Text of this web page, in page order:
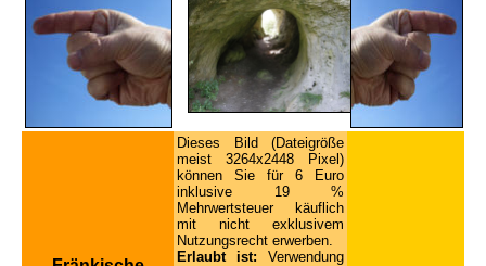
Dieses Bild (Dateigröße
meist 3264x2448 Pixel)
können Sie für 6 Euro
inklusive 19 %
Mehrwertsteuer käuflich
mit nicht exklusivem
Nutzungsrecht erwerben.
Erlaubt ist: Verwendung